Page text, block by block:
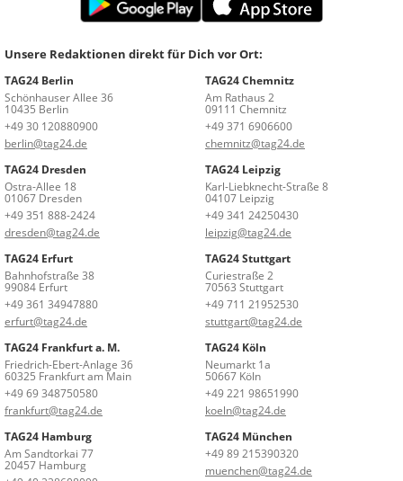
Unsere Redaktionen direkt für Dich vor Ort:
TAG24 Berlin
Schönhauser Allee 36
10435 Berlin
+49 30 120880900
berlin@tag24.de
TAG24 Chemnitz
Am Rathaus 2
09111 Chemnitz
+49 371 6906600
chemnitz@tag24.de
TAG24 Dresden
Ostra-Allee 18
01067 Dresden
+49 351 888-2424
dresden@tag24.de
TAG24 Leipzig
Karl-Liebknecht-Straße 8
04107 Leipzig
+49 341 24250430
leipzig@tag24.de
TAG24 Erfurt
Bahnhofstraße 38
99084 Erfurt
+49 361 34947880
erfurt@tag24.de
TAG24 Stuttgart
Curiestraße 2
70563 Stuttgart
+49 711 21952530
stuttgart@tag24.de
TAG24 Frankfurt a. M.
Friedrich-Ebert-Anlage 36
60325 Frankfurt am Main
+49 69 348750580
frankfurt@tag24.de
TAG24 Köln
Neumarkt 1a
50667 Köln
+49 221 98651990
koeln@tag24.de
TAG24 Hamburg
Am Sandtorkai 77
20457 Hamburg
TAG24 München
+49 89 215390320
muenchen@tag24.de